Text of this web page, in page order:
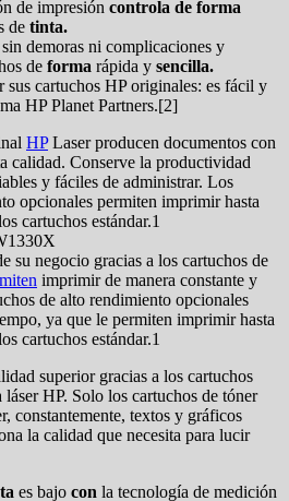
de impresión controla de forma
de tinta.
demoras ni complicaciones y
de forma rápida y sencilla.
sus cartuchos HP originales: es fácil y
HP Planet Partners.[2]
HPLaser producen documentos con
calidad. Conserve la productividad
y fáciles de administrar. Los
opcionales permiten imprimir hasta
cartuchos estándar.1
su negocio gracias a los cartuchos de
imprimir de manera constante y
de alto rendimiento opcionales
ya que le permiten imprimir hasta
cartuchos estándar.1
superior gracias a los cartuchos
láser HP. Solo los cartuchos de tóner
constantemente, textos y gráficos
la calidad que necesita para lucir
es bajo con la tecnología de medición